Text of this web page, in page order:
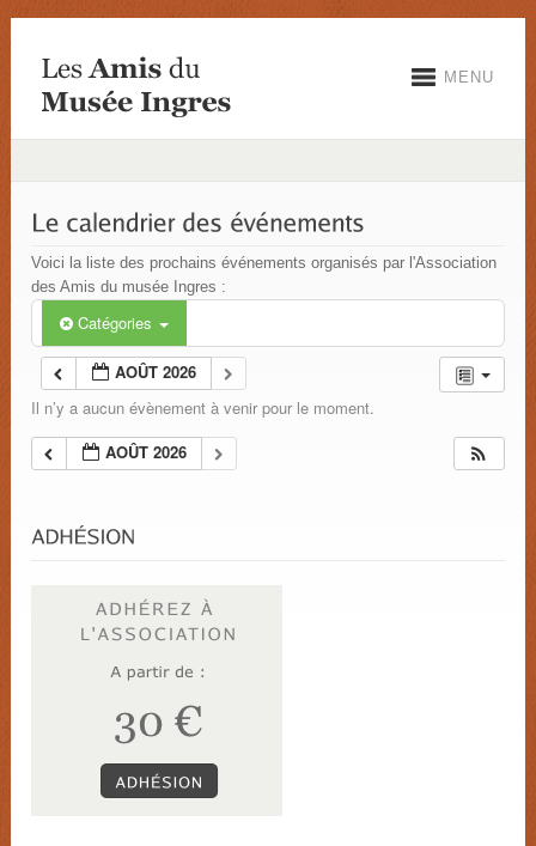
MENU
Voici la liste des prochains événements organisés par l'Association
des Amis du musée Ingres :
Catégories
AOÛT 2026
Il n’y a aucun évènement à venir pour le moment.
AOÛT 2026